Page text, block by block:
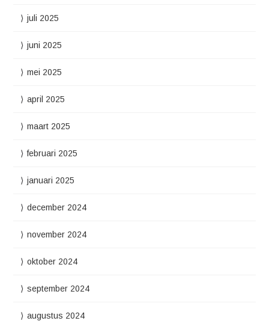
juli 2025
juni 2025
mei 2025
april 2025
maart 2025
februari 2025
januari 2025
december 2024
november 2024
oktober 2024
september 2024
augustus 2024